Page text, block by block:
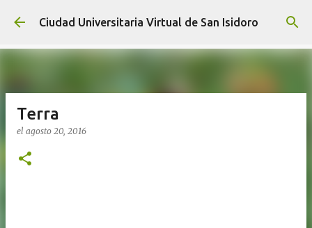
Ir al contenido principal
Ciudad Universitaria Virtual de San Isidoro
Terra
el agosto 20, 2016